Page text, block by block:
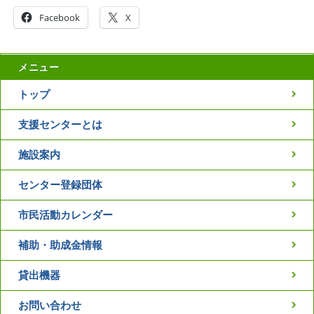
Facebook X
メニュー
トップ
支援センターとは
施設案内
センター登録団体
市民活動カレンダー
補助・助成金情報
貸出機器
お問い合わせ